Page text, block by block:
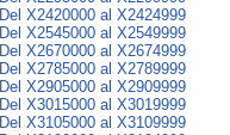
Del X2420000 al X2424999
Del X2545000 al X2549999
Del X2670000 al X2674999
Del X2785000 al X2789999
Del X2905000 al X2909999
Del X3015000 al X3019999
Del X3105000 al X3109999